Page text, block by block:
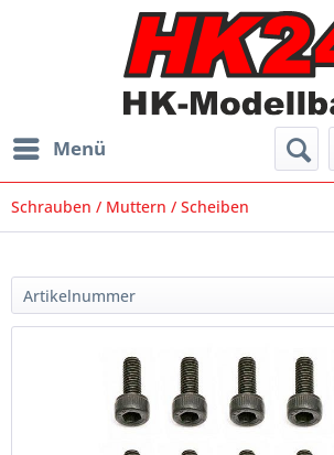
Menü
Schrauben / Muttern / Scheiben